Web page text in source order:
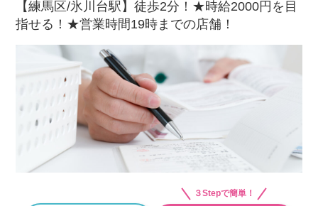
【練馬区/氷川台駅】徒歩2分！★時給2000円を目
指せる！★営業時間19時までの店舗！
３Stepで簡単！